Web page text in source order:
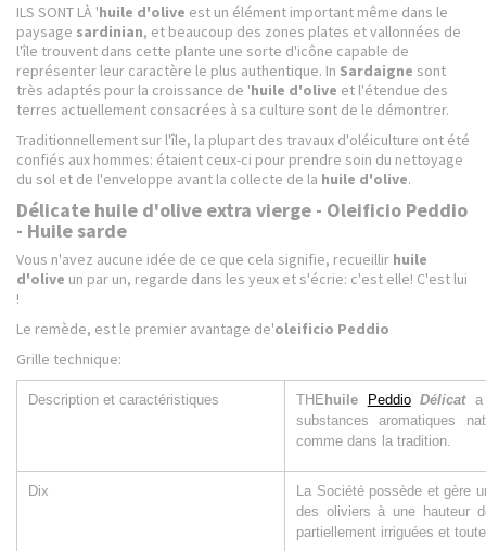
ILS SONT LÀ 'huile d'olive est un élément important même dans le
paysage sardinian, et beaucoup des zones plates et vallonnées de
l'île trouvent dans cette plante une sorte d'icône capable de
représenter leur caractère le plus authentique. In Sardaigne sont
très adaptés pour la croissance de 'huile d'olive et l'étendue des
terres actuellement consacrées à sa culture sont de le démontrer.
Traditionnellement sur l'île, la plupart des travaux d'oléiculture ont été
confiés aux hommes: étaient ceux-ci pour prendre soin du nettoyage
du sol et de l'enveloppe avant la collecte de la huile d'olive.
Délicate huile d'olive extra vierge - Oleificio Peddio
- Huile sarde
Vous n'avez aucune idée de ce que cela signifie, recueillir huile
d'olive un par un, regarde dans les yeux et s'écrie: c'est elle! C'est lui
!
Le remède, est le premier avantage de'oleificio Peddio
Grille technique:
Description et caractéristiques THE huile Peddio Délicat
substances aromatiques
comme dans la tradition.
Dix
La Société possède et gère
des oliviers à une hauteur
partiellement irriguées et